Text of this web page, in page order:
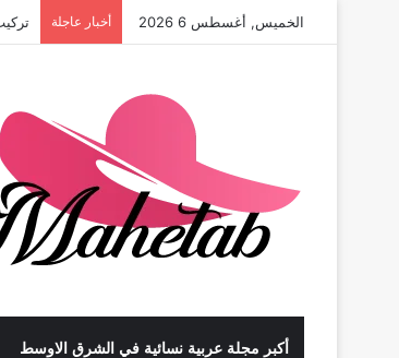
الخميس, أغسطس 6 2026 أخبار عاجلة
أكبر مجلة عربية نسائية في الشرق الاوسط